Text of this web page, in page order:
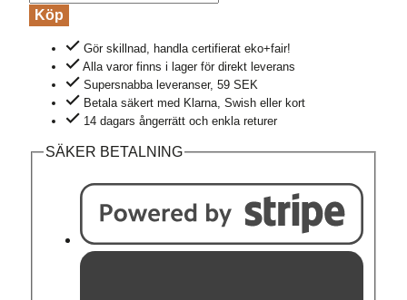
t-
shirt
AGNAR
mörkgrå
melerad
mängd
Köp
Gör skillnad, handla certifierat eko+fair!
Alla varor finns i lager för direkt leverans
Supersnabba leveranser, 59 SEK
Betala säkert med Klarna, Swish eller kort
14 dagars ångerrätt och enkla returer
SÄKER BETALNING